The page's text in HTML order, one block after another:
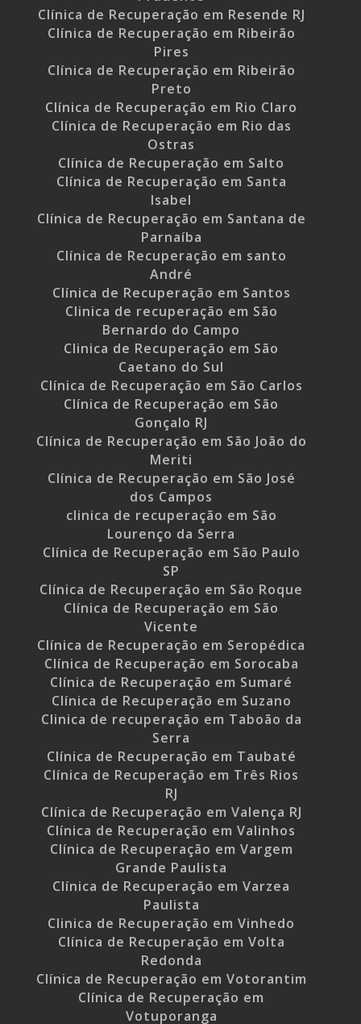
Clínica de Recuperação em Resende RJ
Clínica de Recuperação em Ribeirão
Pires
Clínica de Recuperação em Ribeirão
Preto
Clínica de Recuperação em Rio Claro
Clínica de Recuperação em Rio das
Ostras
Clínica de Recuperação em Salto
Clínica de Recuperação em Santa
Isabel
Clínica de Recuperação em Santana de
Parnaíba
Clínica de Recuperação em santo
André
Clínica de Recuperação em Santos
Clinica de recuperação em São
Bernardo do Campo
Clinica de Recuperação em São
Caetano do Sul
Clínica de Recuperação em São Carlos
Clínica de Recuperação em São
Gonçalo RJ
Clínica de Recuperação em São João do
Meriti
Clínica de Recuperação em São José
dos Campos
clinica de recuperação em São
Lourenço da Serra
Clínica de Recuperação em São Paulo
SP
Clínica de Recuperação em São Roque
Clínica de Recuperação em São
Vicente
Clínica de Recuperação em Seropédica
Clínica de Recuperação em Sorocaba
Clínica de Recuperação em Sumaré
Clínica de Recuperação em Suzano
Clinica de recuperação em Taboão da
Serra
Clínica de Recuperação em Taubaté
Clínica de Recuperação em Três Rios
RJ
Clínica de Recuperação em Valença RJ
Clínica de Recuperação em Valinhos
Clínica de Recuperação em Vargem
Grande Paulista
Clínica de Recuperação em Varzea
Paulista
Clinica de Recuperação em Vinhedo
Clínica de Recuperação em Volta
Redonda
Clínica de Recuperação em Votorantim
Clínica de Recuperação em
Votuporanga